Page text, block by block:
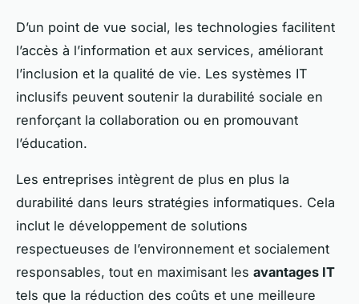
D’un point de vue social, les technologies facilitent
l’accès à l’information et aux services, améliorant
l’inclusion et la qualité de vie. Les systèmes IT
inclusifs peuvent soutenir la durabilité sociale en
renforçant la collaboration ou en promouvant
l’éducation.
Les entreprises intègrent de plus en plus la
durabilité dans leurs stratégies informatiques. Cela
inclut le développement de solutions
respectueuses de l’environnement et socialement
responsables, tout en maximisant les avantages IT
tels que la réduction des coûts et une meilleure